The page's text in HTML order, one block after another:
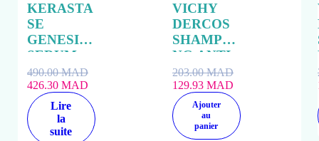
KERASTA
SE
GENESIS
SERUM
ANTI
CHUTE
90ML
490.00MAD
426.30 MAD
Lire
la
suite
VICHY
DERCOS
SHAMPOI
NG ANTI
PELLICU
LAIRE
CHEVEU
X SECS
200ML
203.00MAD
129.93 MAD
Ajouter
au
panier